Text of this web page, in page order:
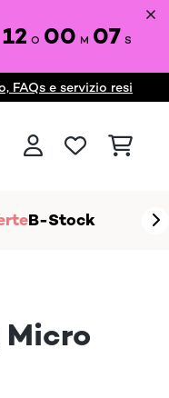
12 O 00 M 05 S
FAQs e servizio resi
B-Stock